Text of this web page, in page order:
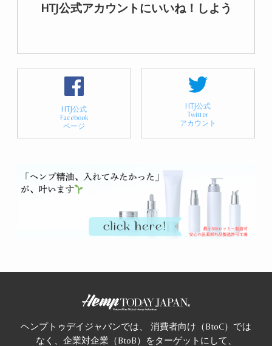
HTJ公式アカウントにいいね！しよう
HTJ公式
Facebook
ページ
HTJ公式
Twitter
アカウント
ヘンプトゥデイジャパンでは、 消費者向け（BtoC）では
なく、企業対企業（BtoB）をターゲットにして、